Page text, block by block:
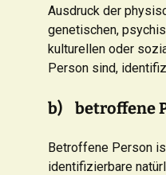
Ausdruck der
genetischen,
kulturellen oder
Person sind,
b) betroffene
Betroffene Person
identifizierbare